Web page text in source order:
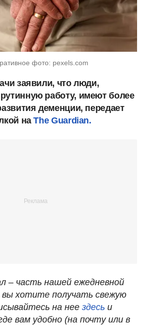
фото: pexels.com
заявили, что люди,
работу, имеют более
деменции, передает
на The Guardian.
– часть нашей ежедневной
вы хотите получать свежую
на нее здесь и
вам удобно (на почту или в